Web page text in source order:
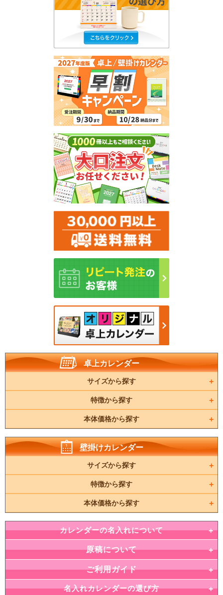
卓上カレンダー
サイズから探す
特徴から探す
本体価格から探す
壁掛けカレンダー
サイズから探す
特徴から探す
本体価格から探す
カレンダーの名入れについて
原稿について
ご利用ガイド
名入れカレンダーの選び方